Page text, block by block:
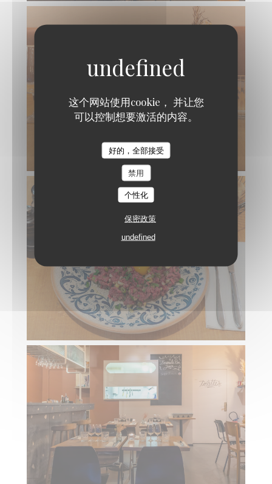
这个网站使用cookie， 并让您
可以控制想要激活的内容。
好的，全部接受
禁用
个性化
保密政策
undefined
Bonjour Bonsoir restaurant